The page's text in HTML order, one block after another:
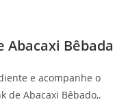
Abacaxi Bêbada
e acompanhe o
de Abacaxi Bêbado,.